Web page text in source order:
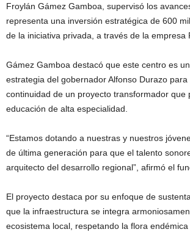
Froylán Gámez Gamboa, supervisó los
representa una inversión estratégica de 600
de la iniciativa privada, a través de la empresa
Gámez Gamboa destacó que este centro es
estrategia del gobernador Alfonso Durazo para
continuidad de un proyecto transformador que
educación de alta especialidad.
“Estamos dotando a nuestras y nuestros
de última generación para que el talento
arquitecto del desarrollo regional”, afirmó el
El proyecto destaca por su enfoque de
que la infraestructura se integra
ecosistema local, respetando la flora